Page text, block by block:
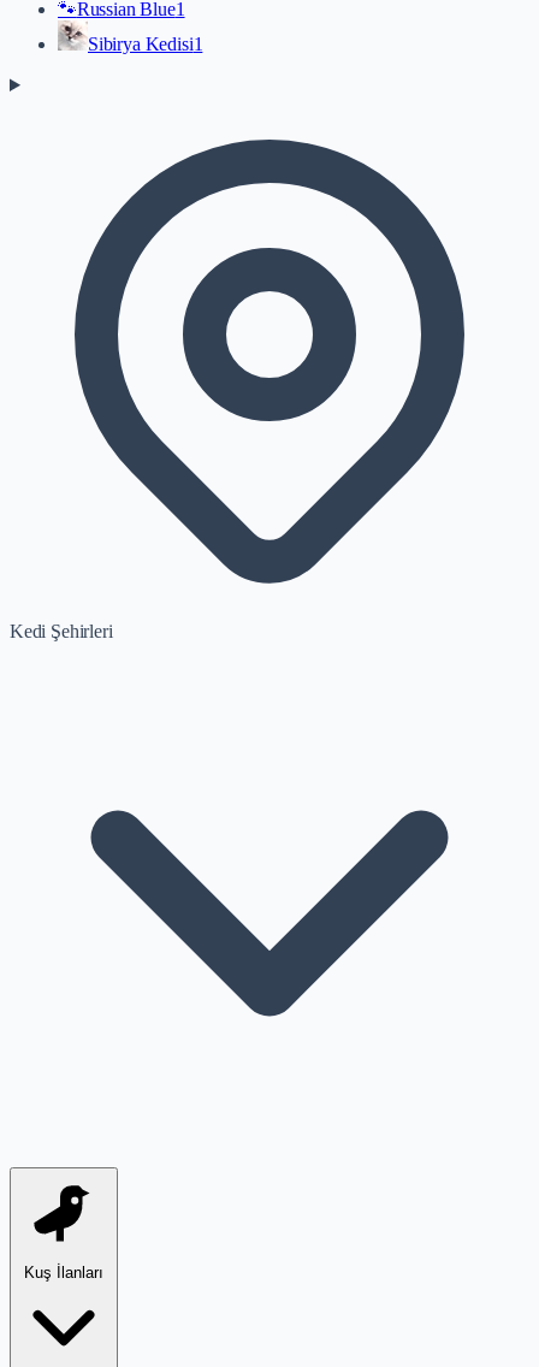
🐾Russian Blue1
Sibirya Kedisi1
Kedi Şehirleri
Kuş İlanları